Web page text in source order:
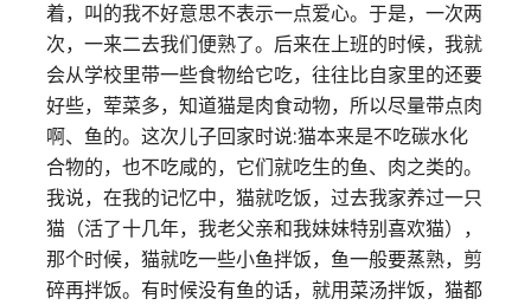
着，叫的我不好意思不表示一点爱心。于是，一次两
次，一来二去我们便熟了。后来在上班的时候，我就
会从学校里带一些食物给它吃，往往比自家里的还要
好些，荤菜多，知道猫是肉食动物，所以尽量带点肉
啊、鱼的。这次儿子回家时说:猫本来是不吃碳水化
合物的，也不吃咸的，它们就吃生的鱼、肉之类的。
我说，在我的记忆中，猫就吃饭，过去我家养过一只
猫（活了十几年，我老父亲和我妹妹特别喜欢猫），
那个时候，猫就吃一些小鱼拌饭，鱼一般要蒸熟，剪
碎再拌饭。有时候没有鱼的话，就用菜汤拌饭，猫都